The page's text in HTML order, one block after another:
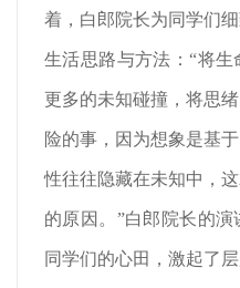
着，白郎院长为同学们
生活思路与方法：“将
更多的未知碰撞，将思
险的事，因为想象是基
性往往隐藏在未知中，
的原因。”白郎院长的
同学们的心田，激起了层